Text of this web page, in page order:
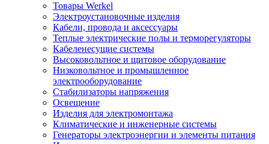
Товары Werkel
Электроустановочные изделия
Кабели, провода и аксессуары
Теплые электрические полы и терморегуляторы
Кабеленесущие системы
Высоковольтное и щитовое оборудование
Низковольтное и промышленное
электрооборудование
Стабилизаторы напряжения
Освещение
Изделия для электромонтажа
Климатические и инженерные системы
Генераторы электроэнергии и элементы питания